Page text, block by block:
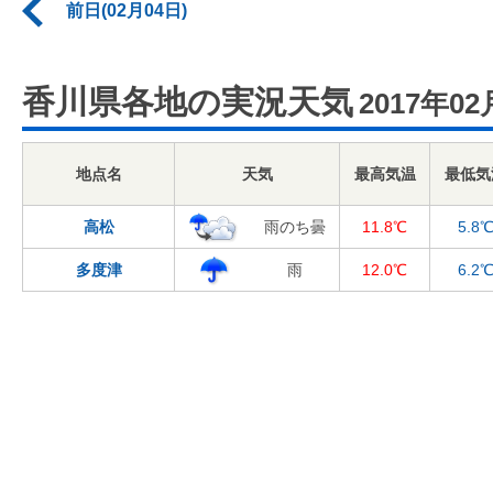
前日(02月04日)
香川県各地の実況天気 2017年02
地点名 天気 最高気温 最低
高松 雨のち曇 11.8℃ 5.8℃
多度津 雨 12.0℃ 6.2℃